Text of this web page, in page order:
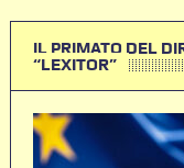
IL PRIMATO DEL
“LEXITOR”